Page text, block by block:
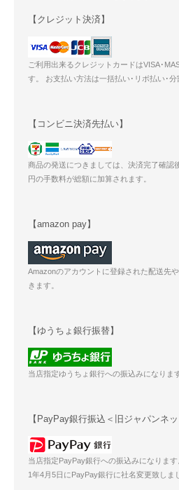
【クレジット決済】
ご利用出来るクレジットカードはVISA･
す。 お支払い方法は一括払い･リボ払い･分
【コンビニ決済先払い】
商品の発送につきましては、決済完了確認
円の手数料が総額に加算されます。
【amazon pay】
Amazonのアカウントに登録された配送先
きます。
【ゆうちょ銀行振替】
当店指定ゆうちょ銀行への振込みになります
【PayPay銀行振込＜旧ジャパンネッ
当店指定PayPay銀行への振込みになりま
1年4月5日にPayPay銀行に社名変更致しま